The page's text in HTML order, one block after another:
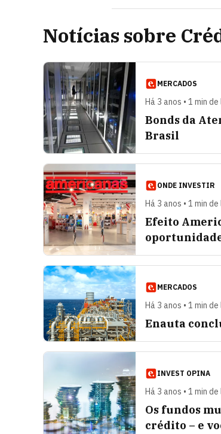
Notícias sobre
MERCADOS
Há 3 anos • 1 min
Bonds da
Brasil
ONDE INVESTIR
Há 3 anos • 1 min
Efeito
MERCADOS
Há 3 anos • 1 min
Enauta
INVEST OPINA
Há 3 anos • 1 min
Os fundos
crédito – e